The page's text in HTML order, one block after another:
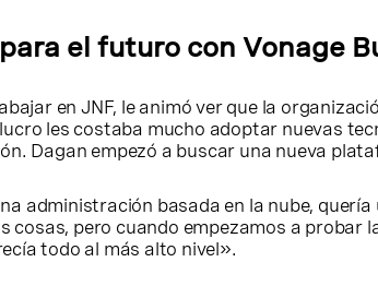
el futuro con Vonage
en JNF, le animó ver que la
les costaba mucho adoptar nuevas
Dagan empezó a buscar una nueva
administración basada en la nube,
cosas, pero cuando empezamos a probar
todo al más alto nivel».